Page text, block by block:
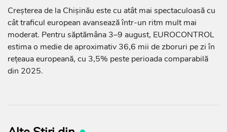
Creșterea de la Chișinău este cu atât mai spectaculoasă cu
cât traficul european avansează într-un ritm mult mai
moderat. Pentru săptămâna 3–9 august, EUROCONTROL
estima o medie de aproximativ 36,6 mii de zboruri pe zi în
rețeaua europeană, cu 3,5% peste perioada comparabilă
din 2025.